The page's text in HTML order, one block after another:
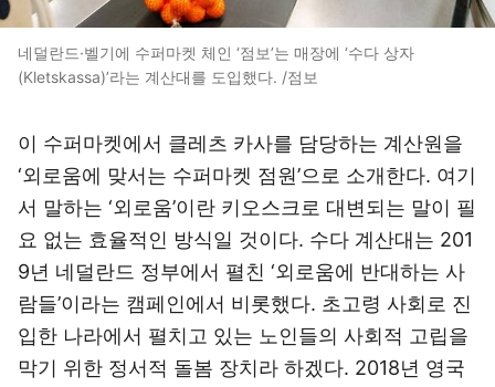
네덜란드·벨기에 수퍼마켓 체인 ‘점보’는 매장에 ‘수다 상자
(Kletskassa)’라는 계산대를 도입했다. /점보
이 수퍼마켓에서 클레츠 카사를 담당하는 계산원을
‘외로움에 맞서는 수퍼마켓 점원’으로 소개한다. 여기
서 말하는 ‘외로움’이란 키오스크로 대변되는 말이 필
요 없는 효율적인 방식일 것이다. 수다 계산대는 201
9년 네덜란드 정부에서 펼친 ‘외로움에 반대하는 사
람들’이라는 캠페인에서 비롯했다. 초고령 사회로 진
입한 나라에서 펼치고 있는 노인들의 사회적 고립을
막기 위한 정서적 돌봄 장치라 하겠다. 2018년 영국